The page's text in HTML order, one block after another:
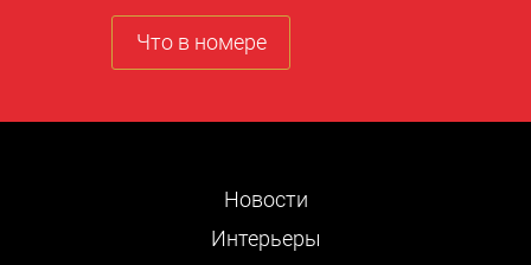
Что в номере
Новости
Интерьеры